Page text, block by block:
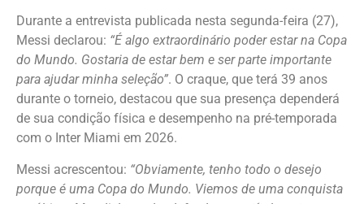
Durante a entrevista publicada nesta segunda-feira (27),
Messi declarou: “É algo extraordinário poder estar na Copa
do Mundo. Gostaria de estar bem e ser parte importante
para ajudar minha seleção”. O craque, que terá 39 anos
durante o torneio, destacou que sua presença dependerá
de sua condição física e desempenho na pré-temporada
com o Inter Miami em 2026.
Messi acrescentou: “Obviamente, tenho todo o desejo
porque é uma Copa do Mundo. Viemos de uma conquista